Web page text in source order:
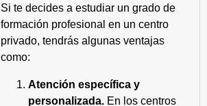
Si te decides a estudiar un grado de
formación profesional en un centro
privado, tendrás algunas ventajas
como:
Atención específica y
personalizada. En los centros